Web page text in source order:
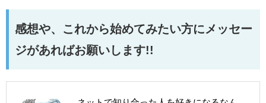
感想や、これから始めてみたい方にメッセー
ジがあればお願いします!!